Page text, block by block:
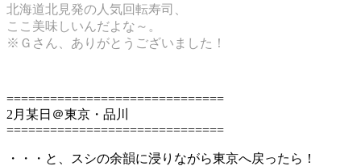
北海道北見発の人気回転寿司、
ここ美味しいんだよな～。
※Ｇさん、ありがとうございました！
==============================
2月某日＠東京・品川
==============================
・・・と、スシの余韻に浸りながら東京へ戻ったら！